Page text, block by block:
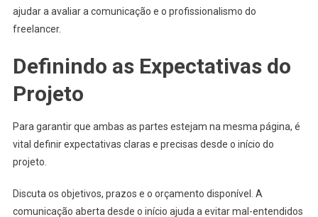
ajudar a avaliar a comunicação e o profissionalismo do
freelancer.
Definindo as Expectativas do
Projeto
Para garantir que ambas as partes estejam na mesma página, é
vital definir expectativas claras e precisas desde o início do
projeto.
Discuta os objetivos, prazos e o orçamento disponível. A
comunicação aberta desde o início ajuda a evitar mal-entendidos